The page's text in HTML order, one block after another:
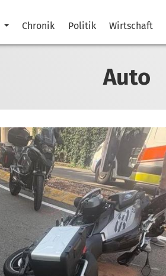
Chronik Politik Wirtschaft
Auto